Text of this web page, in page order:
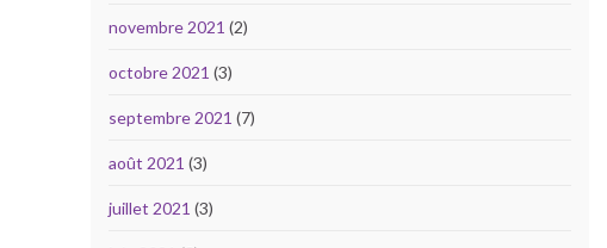
novembre 2021 (2)
octobre 2021 (3)
septembre 2021 (7)
août 2021 (3)
juillet 2021 (3)